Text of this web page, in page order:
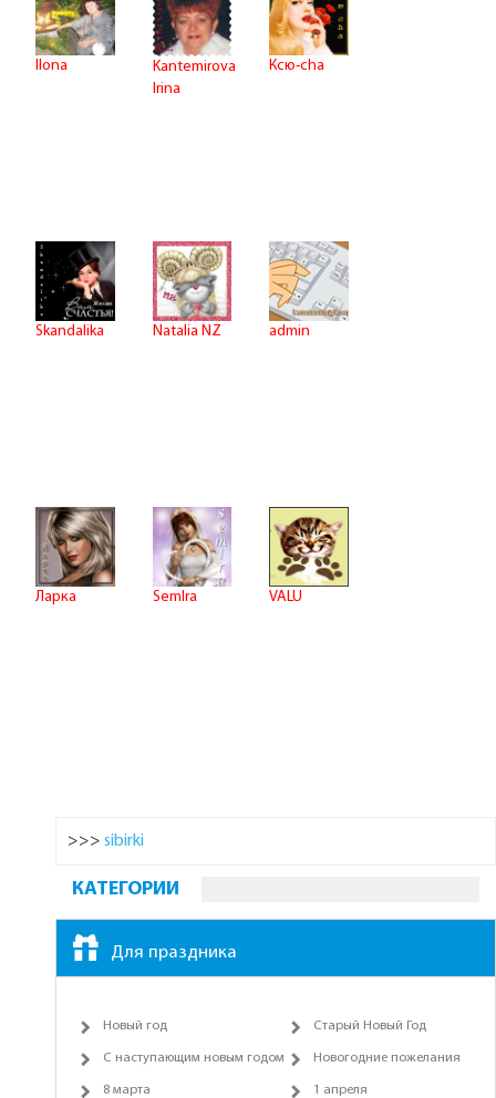
Ilona
Kantemirova
Irina
Ксю-cha
Skandalika Natalia NZ admin
Ларка SemIra VALU
>>> sibirki
КАТЕГОРИИ
Для праздника
Новый год Старый Новый Год
С наступающим новым годом Новогодние пожелания
8 марта 1 апреля